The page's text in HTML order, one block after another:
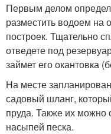
Первым делом
разместить водоем на
построек. Тщательно
отведете под
займет его окантовка
На месте
садовый шланг,
пруда. Также их можно
насыпей песка.